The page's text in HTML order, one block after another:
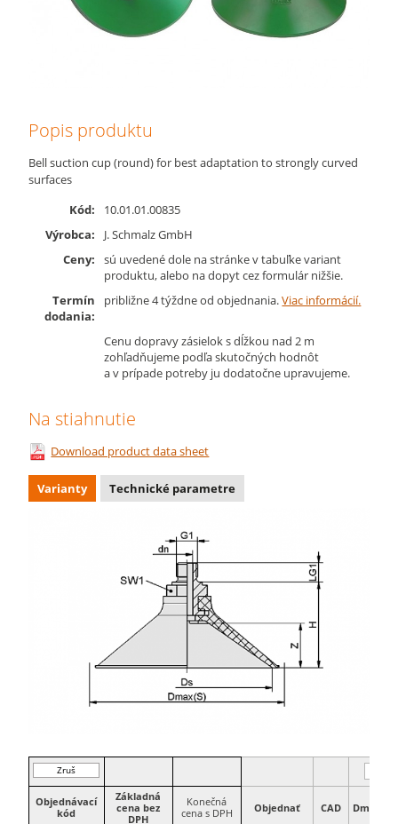
Popis produktu
Bell suction cup (round) for best adaptation to strongly curved
surfaces
Kód:
10.01.01.00835
Výrobca:
J. Schmalz GmbH
Ceny:
sú uvedené dole na stránke v tabuľke variant
produktu, alebo na dopyt cez formulár nižšie.
Termín
dodania:
približne 4 týždne od objednania.Viac informácií.
Cenu dopravy zásielok s dĺžkou nad 2 m
zohľadňujeme podľa skutočných hodnôt
a v prípade potreby ju dodatočne upravujeme.
Na stiahnutie
Download product data sheet
Varianty Technické parametre
Zruš
filter
Objednávací
kód
Základná
cena bez
DPH
Konečná
cena s DPH
Objednať CAD Dmax(S)